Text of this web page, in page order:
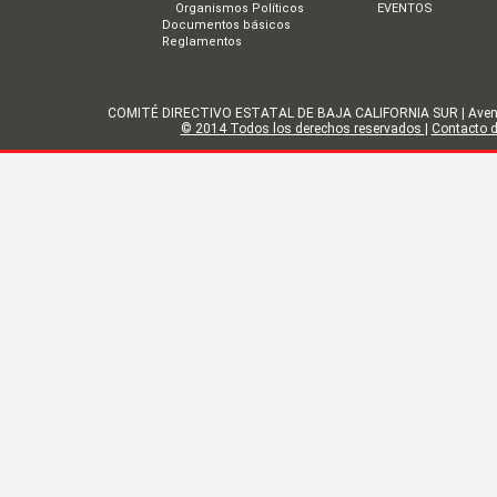
Organismos Políticos
Documentos básicos
Reglamentos
EVENTOS
COMITÉ DIRECTIVO ESTATAL DE BAJA CALIFORNIA SUR |
© 2014 Todos los derechos reservados
Contacto